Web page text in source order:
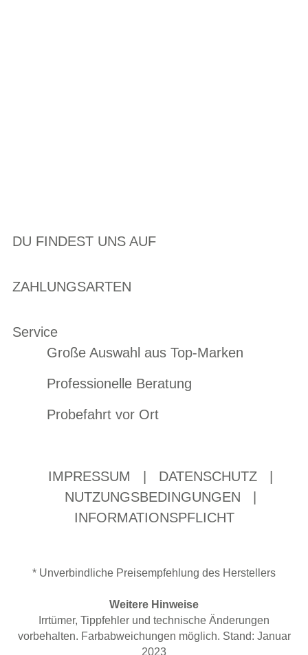
DU FINDEST UNS AUF
ZAHLUNGSARTEN
Service
Große Auswahl aus Top-Marken
Professionelle Beratung
Probefahrt vor Ort
IMPRESSUM DATENSCHUTZ
NUTZUNGSBEDINGUNGEN
INFORMATIONSPFLICHT
* Unverbindliche Preisempfehlung des Herstellers
Weitere Hinweise
Irrtümer, Tippfehler und technische Änderungen
vorbehalten. Farbabweichungen möglich. Stand: Januar
2023